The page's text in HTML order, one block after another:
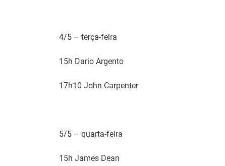
4/5 – terça-feira
15h Dario Argento
17h10 John Carpenter
5/5 – quarta-feira
15h James Dean